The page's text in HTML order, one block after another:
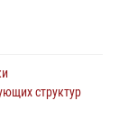
структур